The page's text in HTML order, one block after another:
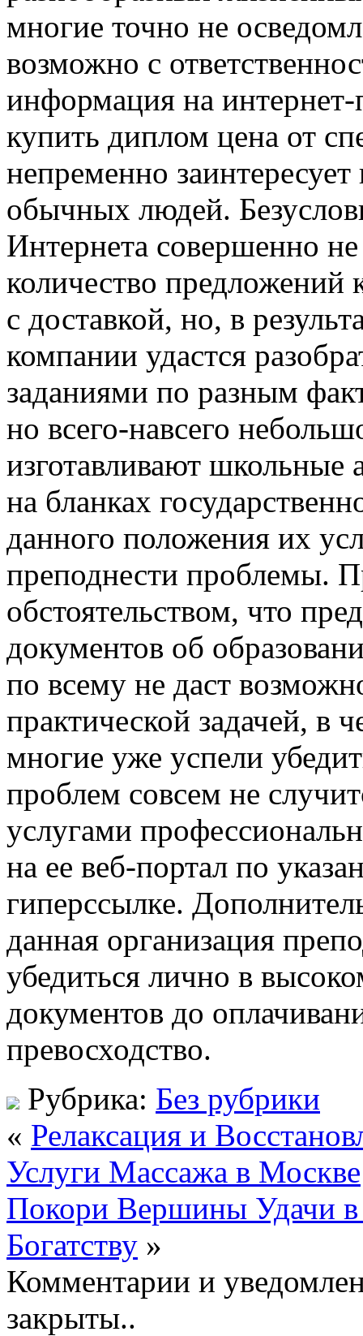
многие точно не
возможно с
информация на
купить диплом цена от
непременно
обычных людей.
Интернета совершенно
количество
с доставкой, но, в
компании удастся
заданиями по разным
но всего-навсего
изготавливают
на бланках
данного положения их
преподнести проблемы.
обстоятельством, что
документов об
по всему не даст
практической задачей, в
многие уже успели
проблем совсем не
услугами
на ее веб-портал по
гиперссылке.
данная организация
убедиться лично в
документов до
превосходство.
Рубрика: Без рубрики
« Релаксация и
Услуги Массажа в Москве
Покори Вершины Удачи
Богатству »
Комментарии и
закрыты..